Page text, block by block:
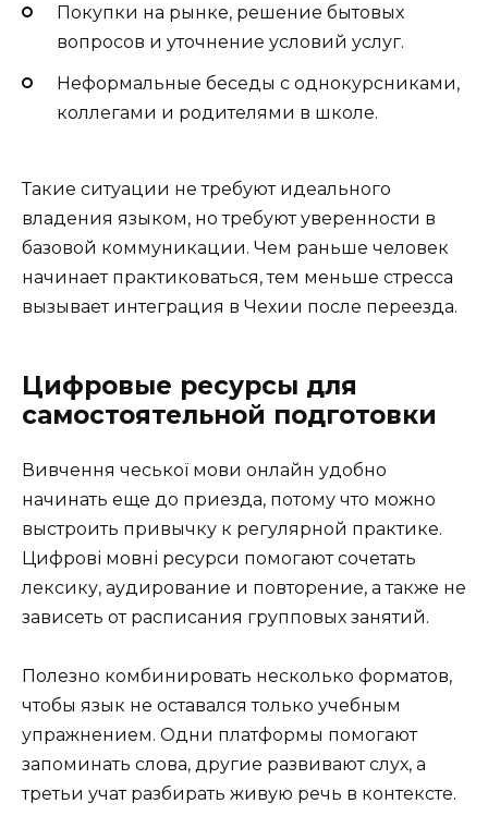
Покупки на рынке, решение бытовых
вопросов и уточнение условий услуг.
Неформальные беседы с однокурсниками,
коллегами и родителями в школе.
Такие ситуации не требуют идеального
владения языком, но требуют уверенности в
базовой коммуникации. Чем раньше человек
начинает практиковаться, тем меньше стресса
вызывает интеграция в Чехии после переезда.
Цифровые ресурсы для
самостоятельной подготовки
Вивчення чеської мови онлайн удобно
начинать еще до приезда, потому что можно
выстроить привычку к регулярной практике.
Цифрові мовні ресурси помогают сочетать
лексику, аудирование и повторение, а также не
зависеть от расписания групповых занятий.
Полезно комбинировать несколько форматов,
чтобы язык не оставался только учебным
упражнением. Одни платформы помогают
запоминать слова, другие развивают слух, а
третьи учат разбирать живую речь в контексте.